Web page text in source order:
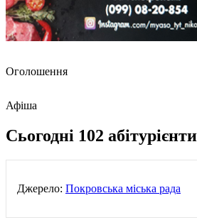
Оголошення
Афіша
Сьогодні 102
Джерело: Покровська міська рада